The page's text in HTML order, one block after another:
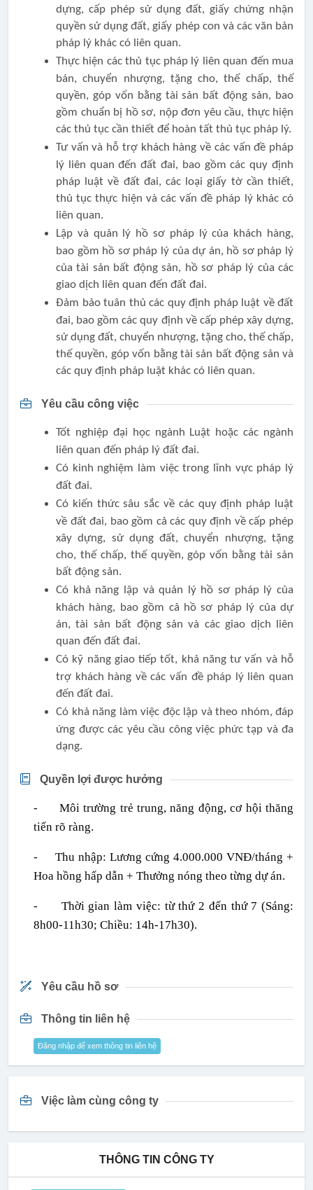
dựng, cấp phép sử dụng đất, giấy chứng nhận
quyền sử dụng đất, giấy phép con và các văn bản
pháp lý khác có liên quan.
Thực hiện các thủ tục pháp lý liên quan đến mua
bán, chuyển nhượng, tặng cho, thế chấp, thế
quyền, góp vốn bằng tài sản bất động sản, bao
gồm chuẩn bị hồ sơ, nộp đơn yêu cầu, thực hiện
các thủ tục cần thiết để hoàn tất thủ tục pháp lý.
Tư vấn và hỗ trợ khách hàng về các vấn đề pháp
lý liên quan đến đất đai, bao gồm các quy định
pháp luật về đất đai, các loại giấy tờ cần thiết,
thủ tục thực hiện và các vấn đề pháp lý khác có
liên quan.
Lập và quản lý hồ sơ pháp lý của khách hàng,
bao gồm hồ sơ pháp lý của dự án, hồ sơ pháp lý
của tài sản bất động sản, hồ sơ pháp lý của các
giao dịch liên quan đến đất đai.
Đảm bảo tuân thủ các quy định pháp luật về đất
đai, bao gồm các quy định về cấp phép xây dựng,
sử dụng đất, chuyển nhượng, tặng cho, thế chấp,
thế quyền, góp vốn bằng tài sản bất động sản và
các quy định pháp luật khác có liên quan.
Yêu cầu công việc
Tốt nghiệp đại học ngành Luật hoặc các ngành
liên quan đến pháp lý đất đai.
Có kinh nghiệm làm việc trong lĩnh vực pháp lý
đất đai.
Có kiến thức sâu sắc về các quy định pháp luật
về đất đai, bao gồm cả các quy định về cấp phép
xây dựng, sử dụng đất, chuyển nhượng, tặng
cho, thế chấp, thế quyền, góp vốn bằng tài sản
bất động sản.
Có khả năng lập và quản lý hồ sơ pháp lý của
khách hàng, bao gồm cả hồ sơ pháp lý của dự
án, tài sản bất động sản và các giao dịch liên
quan đến đất đai.
Có kỹ năng giao tiếp tốt, khả năng tư vấn và hỗ
trợ khách hàng về các vấn đề pháp lý liên quan
đến đất đai.
Có khả năng làm việc độc lập và theo nhóm, đáp
ứng được các yêu cầu công việc phức tạp và đa
dạng.
Quyền lợi được hưởng
-
Môi trường trẻ trung, năng động, cơ hội thăng
tiến rõ ràng.
-
Thu nhập: Lương cứng 4.000.000 VNĐ/tháng +
Hoa hồng hấp dẫn + Thưởng nóng theo từng dự án.
-
Thời gian làm việc: từ thứ 2 đến thứ 7 (Sáng:
8h00-11h30; Chiều: 14h-17h30).
Yêu cầu hồ sơ
Thông tin liên hệ
Đăng nhập để xem thông tin liên hệ
Việc làm cùng công ty
THÔNG TIN CÔNG TY